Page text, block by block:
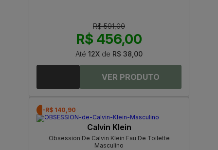
R$ 591,00
R$ 456,00
Até 12X de R$ 38,00
-R$ 140,90
Calvin Klein
Obsession De Calvin Klein Eau De Toilette
Masculino